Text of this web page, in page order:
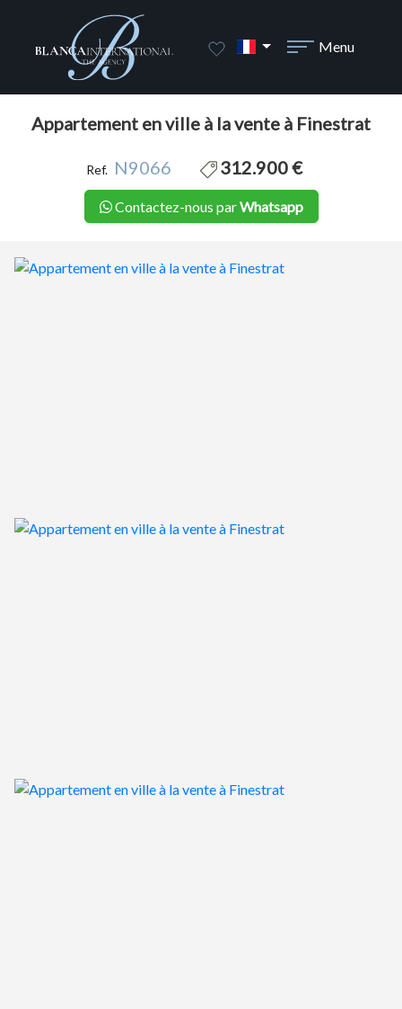
Menu
Appartement en ville à la vente à Finestrat
Ref. N9066 312.900 €
Contactez-nous parWhatsapp